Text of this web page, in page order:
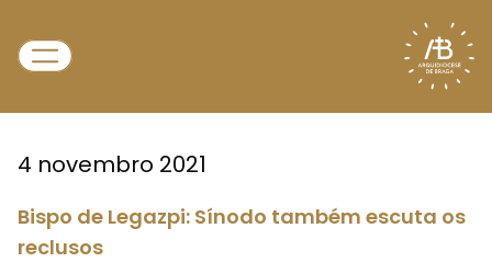
4 novembro 2021
Bispo de Legazpi: Sínodo também escuta os
reclusos